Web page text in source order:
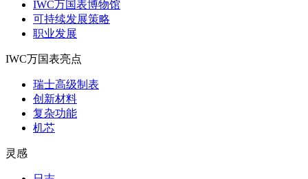
IWC万国表博物馆
可持续发展策略
职业发展
IWC万国表亮点
瑞士高级制表
创新材料
复杂功能
机芯
灵感